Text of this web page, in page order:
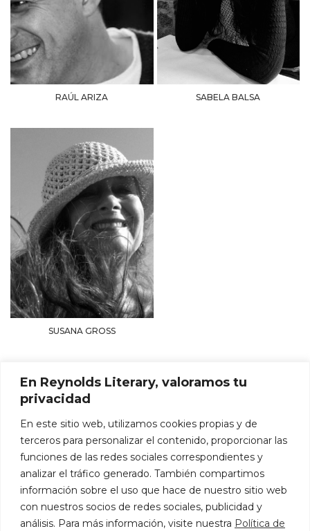
En Reynolds Literary, valoramos tu
privacidad
En este sitio web, utilizamos cookies propias y de
terceros para personalizar el contenido, proporcionar las
funciones de las redes sociales correspondientes y
analizar el tráfico generado. También compartimos
información sobre el uso que hace de nuestro sitio web
con nuestros socios de redes sociales, publicidad y
análisis. Para más información, visite nuestra Política de
RAÚL ARIZA SABELA BALSA
SUSANA GROSS